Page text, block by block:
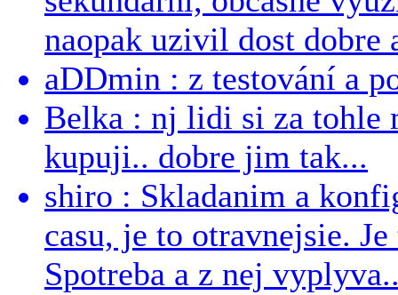
naopak uzivil dost dobre
aDDmin : z testování a
Belka : nj lidi si za tohle
kupuji.. dobre jim tak...
shiro : Skladanim a
casu, je to otravnejsie.
Spotreba a z nej